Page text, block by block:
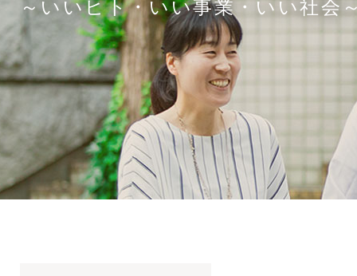
～いいヒト・いい事業・いい社会